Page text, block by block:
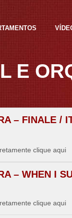
E
– FINALE /
clique aqui
– WHEN I
clique aqui